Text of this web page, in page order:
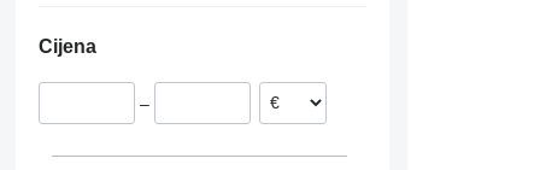
Letonija
Cijena
–